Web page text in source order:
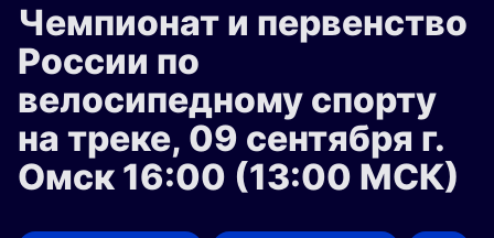
Чемпионат и первенство
России по
велосипедному спорту
на треке, 09 сентября г.
Омск 16:00 (13:00 МСК)